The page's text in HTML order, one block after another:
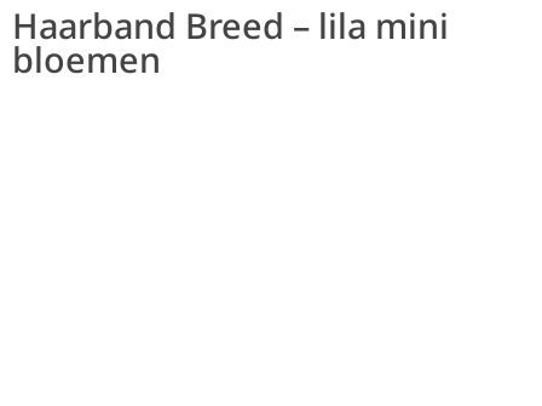
Haarband Breed – lila mini
bloemen